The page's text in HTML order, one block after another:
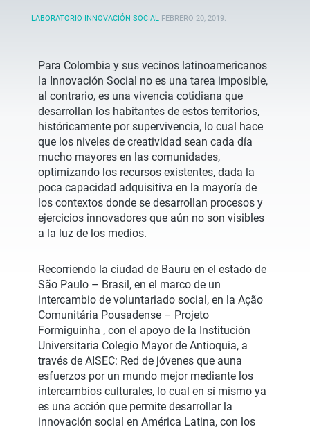
LABORATORIO INNOVACIÓN SOCIAL FEBRERO 20, 2019.
Para Colombia y sus vecinos latinoamericanos
la Innovación Social no es una tarea imposible,
al contrario, es una vivencia cotidiana que
desarrollan los habitantes de estos territorios,
históricamente por supervivencia, lo cual hace
que los niveles de creatividad sean cada día
mucho mayores en las comunidades,
optimizando los recursos existentes, dada la
poca capacidad adquisitiva en la mayoría de
los contextos donde se desarrollan procesos y
ejercicios innovadores que aún no son visibles
a la luz de los medios.
Recorriendo la ciudad de Bauru en el estado de
São Paulo – Brasil, en el marco de un
intercambio de voluntariado social, en la Ação
Comunitária Pousadense – Projeto
Formiguinha , con el apoyo de la Institución
Universitaria Colegio Mayor de Antioquia, a
través de AISEC: Red de jóvenes que auna
esfuerzos por un mundo mejor mediante los
intercambios culturales, lo cual en sí mismo ya
es una acción que permite desarrollar la
innovación social en América Latina, con los